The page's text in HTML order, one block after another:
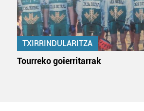
TXIRRINDULARITZA
Tourreko goierritarrak